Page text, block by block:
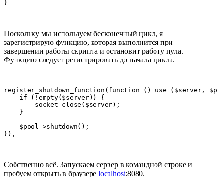
Поскольку мы используем бесконечный цикл, я
зарегистрирую функцию, которая выполнится при
завершении работы скрипта и остановит работу пула.
Функцию следует регистрировать до начала цикла.
register_shutdown_function(function () use ($server,
    if (!empty($server)) {
        socket_close($server);
    }
    $pool->shutdown();
Собственно всё. Запускаем сервер в командной строке и
пробуем открыть в браузере localhost:8080.